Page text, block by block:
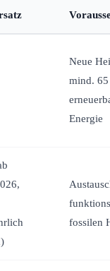
Neue
mind.
Energie
fossilen